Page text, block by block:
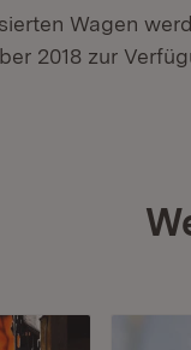
Wagen
2018 zur